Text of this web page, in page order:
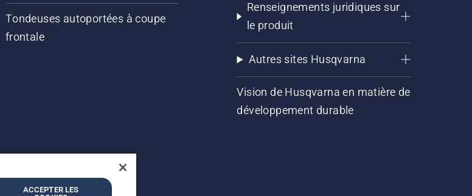
Tondeuses autoportées à coupe
frontale
Renseignements juridiques sur
le produit
Autres sites Husqvarna
Vision de Husqvarna en matière de
développement durable
ACCEPTER LES